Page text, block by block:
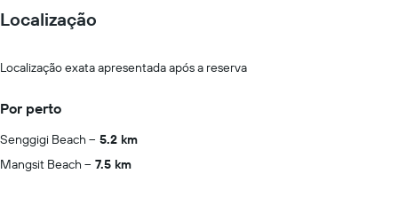
Localização
Localização exata apresentada após a reserva
Por perto
Senggigi Beach
5.2 km
Mangsit Beach
7.5 km